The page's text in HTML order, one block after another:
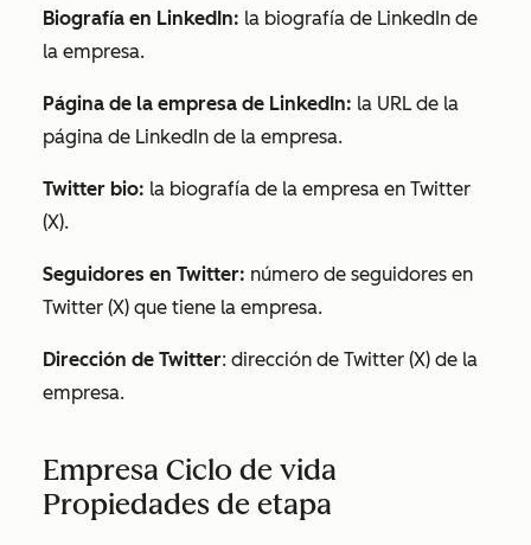
Biografía en LinkedIn: la biografía de LinkedIn de
la empresa.
Página de la empresa de LinkedIn: la URL de la
página de LinkedIn de la empresa.
Twitter bio: la biografía de la empresa en Twitter
(X).
Seguidores en Twitter: número de seguidores en
Twitter (X) que tiene la empresa.
Dirección de Twitter: dirección de Twitter (X) de la
empresa.
Empresa Ciclo de vida
Propiedades de etapa